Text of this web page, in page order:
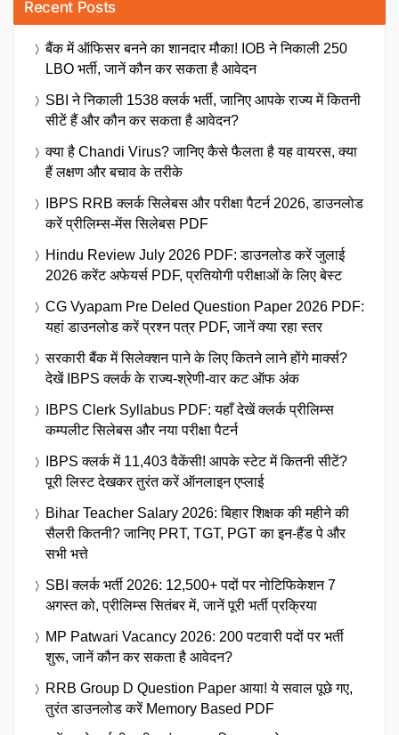
Recent Posts
बैंक में ऑफिसर बनने का शानदार मौका! IOB ने निकाली 250
LBO भर्ती, जानें कौन कर सकता है आवेदन
SBI ने निकाली 1538 क्लर्क भर्ती, जानिए आपके राज्य में कितनी
सीटें हैं और कौन कर सकता है आवेदन?
क्या है Chandi Virus? जानिए कैसे फैलता है यह वायरस, क्या
हैं लक्षण और बचाव के तरीके
IBPS RRB क्लर्क सिलेबस और परीक्षा पैटर्न 2026, डाउनलोड
करें प्रीलिम्स-मेंस सिलेबस PDF
Hindu Review July 2026 PDF: डाउनलोड करें जुलाई
2026 करेंट अफेयर्स PDF, प्रतियोगी परीक्षाओं के लिए बेस्ट
CG Vyapam Pre Deled Question Paper 2026 PDF:
यहां डाउनलोड करें प्रश्न पत्र PDF, जानें क्या रहा स्तर
सरकारी बैंक में सिलेक्शन पाने के लिए कितने लाने होंगे मार्क्स?
देखें IBPS क्लर्क के राज्य-श्रेणी-वार कट ऑफ अंक
IBPS Clerk Syllabus PDF: यहाँ देखें क्लर्क प्रीलिम्स
कम्पलीट सिलेबस और नया परीक्षा पैटर्न
IBPS क्लर्क में 11,403 वैकेंसी! आपके स्टेट में कितनी सीटें?
पूरी लिस्ट देखकर तुरंत करें ऑनलाइन एप्लाई
Bihar Teacher Salary 2026: बिहार शिक्षक की महीने की
सैलरी कितनी? जानिए PRT, TGT, PGT का इन-हैंड पे और
सभी भत्ते
SBI क्लर्क भर्ती 2026: 12,500+ पदों पर नोटिफिकेशन 7
अगस्त को, प्रीलिम्स सितंबर में, जानें पूरी भर्ती प्रक्रिया
MP Patwari Vacancy 2026: 200 पटवारी पदों पर भर्ती
शुरू, जानें कौन कर सकता है आवेदन?
RRB Group D Question Paper आया! ये सवाल पूछे गए,
तुरंत डाउनलोड करें Memory Based PDF